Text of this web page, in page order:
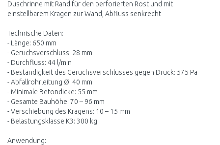
Duschrinne mit Rand für den perforierten Rost und mit
einstellbarem Kragen zur Wand, Abfluss senkrecht
Technische Daten:
- Länge: 650 mm
- Geruchsverschluss: 28 mm
- Durchfluss: 44 l/min
- Beständigkeit des Geruchsverschlusses gegen Druck: 575 Pa
- Abfallrohrleitung Ø: 40 mm
- Minimale Betondicke: 55 mm
- Gesamte Bauhöhe: 70 – 96 mm
- Verschiebung des Kragens: 10 – 15 mm
- Belastungsklasse K3: 300 kg
Anwendung: